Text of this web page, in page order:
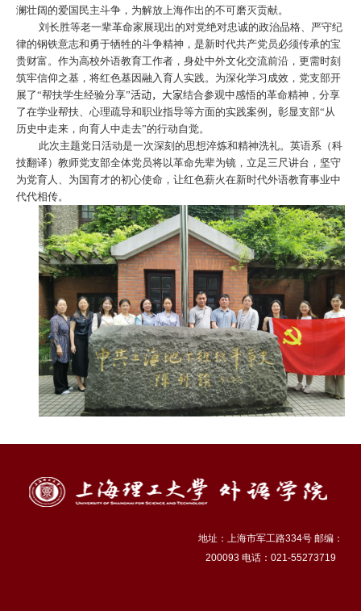
澜壮阔的爱国民主斗争，为解放上海作出的不可磨灭贡献。
刘长胜等老一辈革命家展现出的对党绝对忠诚的政治品格、严守纪
律的钢铁意志和勇于牺牲的斗争精神，是新时代共产党员必须传承的宝
贵财富。作为高校外语教育工作者，身处中外文化交流前沿，更需时刻
筑牢信仰之基，将红色基因融入育人实践。为深化学习成效，党支部开
展了“帮扶学生经验分享”活动，大家结合参观中感悟的革命精神，分享
了在学业帮扶、心理疏导和职业指导等方面的实践案例 ， 彰显支部“从
历史中走来，向育人中走去”的行动自觉。
此次主题党日活动是一次深刻的思想淬炼和精神洗礼。英语系（科
技翻译）教师党支部全体党员将以革命先辈为镜，立足三尺讲台，坚守
为党育人、为国育才的初心使命，让红色薪火在新时代外语教育事业中
代代相传。
地址：上海市军工路334号 邮编：
200093 电话：021-55273719